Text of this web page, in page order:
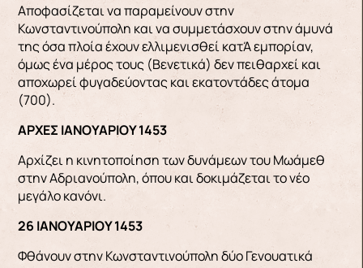
Αποφασίζεται να παραμείνουν στην
Κωνσταντινούπολη και να συμμετάσχουν στην άμυνά
της όσα πλοία έχουν ελλιμενισθεί κατΆ εμπορίαν,
όμως ένα μέρος τους (Βενετικά) δεν πειθαρχεί και
αποχωρεί φυγαδεύοντας και εκατοντάδες άτομα
(700).
ΑΡΧΕΣ ΙΑΝΟΥΑΡΙΟΥ 1453
Αρχίζει η κινητοποίηση των δυνάμεων του Μωάμεθ
στην Αδριανούπολη, όπου και δοκιμάζεται το νέο
μεγάλο κανόνι.
26 ΙΑΝΟΥΑΡΙΟΥ 1453
Φθάνουν στην Κωνσταντινούπολη δύο Γενουατικά